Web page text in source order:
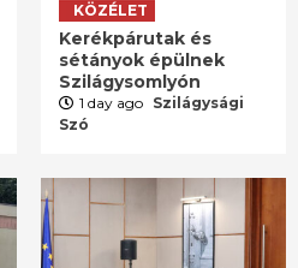
KÖZÉLET
Kerékpárutak és
sétányok épülnek
Szilágysomlyón
1 day ago Szilágysági
Szó